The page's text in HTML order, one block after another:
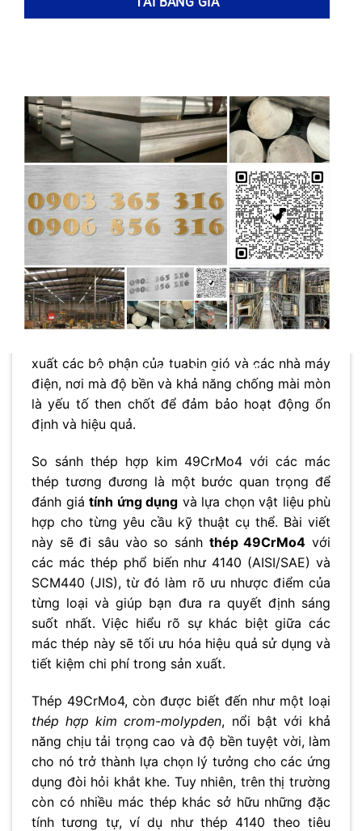
bảo độ bền và khả năng chống mài mòn trong
phận quan trọng của động cơ nhưtrục khuỷuvà
thanh truyền. Những chi tiết này phải chịu tải
trọng và áp lực lớn trong quá trình hoạt động
của động cơ. Việc sử dụngthép 49CrMo4đảm
bảo độ bền và tuổi thọ của động cơ, góp phần
nâng cao hiệu suất và độ tin cậy của xe.
Ngoài ra,
còn có những đóng
góp đáng kể trong ngànhhàng khôngvànăng
lượng. Trong ngành hàng không, nó được sử
dụng để chế tạo các chi tiết máy bay chịu tải
trọng lớn và nhiệt độ cao. Trong ngành năng
xuất các bộ phận của tuabin gió và các nhà máy
điện, nơi mà độ bền và khả năng chống mài mòn
là yếu tố then chốt để đảm bảo hoạt động ổn
định và hiệu quả.
So sánh thép hợp kim 49CrMo4 với các mác
thép tương đương là một bước quan trọng để
đánh giá tính ứng dụng và lựa chọn vật liệu phù
hợp cho từng yêu cầu kỹ thuật cụ thể. Bài viết
này sẽ đi sâu vào so sánh thép 49CrMo4 với
các mác thép phổ biến như 4140 (AISI/SAE) và
SCM440 (JIS), từ đó làm rõ ưu nhược điểm của
từng loại và giúp bạn đưa ra quyết định sáng
suốt nhất. Việc hiểu rõ sự khác biệt giữa các
mác thép này sẽ tối ưu hóa hiệu quả sử dụng và
tiết kiệm chi phí trong sản xuất.
Thép 49CrMo4, còn được biết đến như một loại
thép hợp kim crom-molypden, nổi bật với khả
năng chịu tải trọng cao và độ bền tuyệt vời, làm
cho nó trở thành lựa chọn lý tưởng cho các ứng
dụng đòi hỏi khắt khe. Tuy nhiên, trên thị trường
còn có nhiều mác thép khác sở hữu những đặc
tính tương tự, ví dụ như thép 4140 theo tiêu
No thanks, I’m not interested!